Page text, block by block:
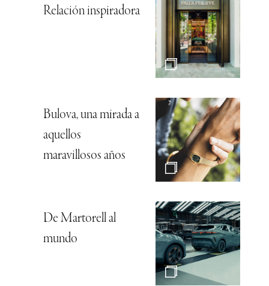
Relación inspiradora
Bulova, una mirada a
aquellos
maravillosos años
De Martorell al
mundo